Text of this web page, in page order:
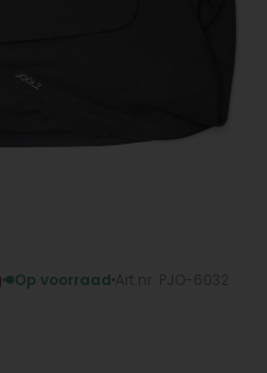
Op voorraad